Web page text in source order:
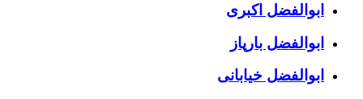
ابوالفضل اکبری
ابوالفضل بارپاز
ابوالفضل خیابانی